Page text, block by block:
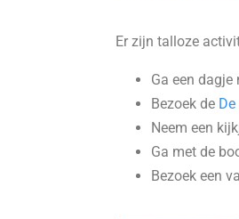
Er zijn talloze
Ga een dagje
Bezoek de
Neem een
Ga met de
Bezoek een